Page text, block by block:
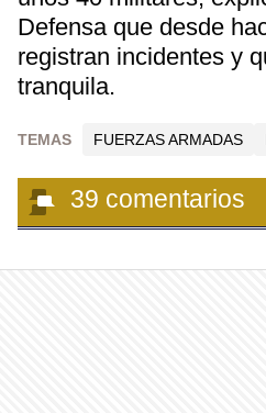
Defensa que desde
registran incidentes y
tranquila.
TEMAS FUERZAS ARMADAS
39 comentarios